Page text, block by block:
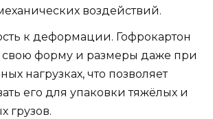
воздействий.
к деформации. Гофрокартон
свою форму и размеры даже при
нагрузках, что позволяет
его для упаковки тяжёлых и
грузов.